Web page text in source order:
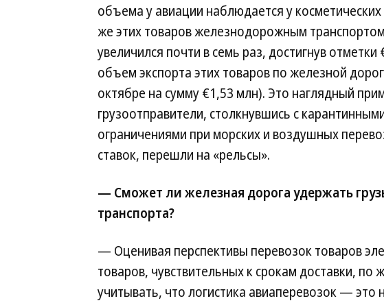
объема у авиации наблюдается у
же этих товаров железнодорожным
увеличился почти в семь раз, достигнув
объем экспорта этих товаров по железной
октябре на сумму €1,53 млн). Это наглядный
грузоотправители, столкнувшись с
ограничениями при морских и воздушных
ставок, перешли на «рельсы».
— Сможет ли железная дорога удержать
транспорта?
— Оценивая перспективы перевозок товаров
товаров, чувствительных к срокам доставки, по
учитывать, что логистика авиаперевозок — это